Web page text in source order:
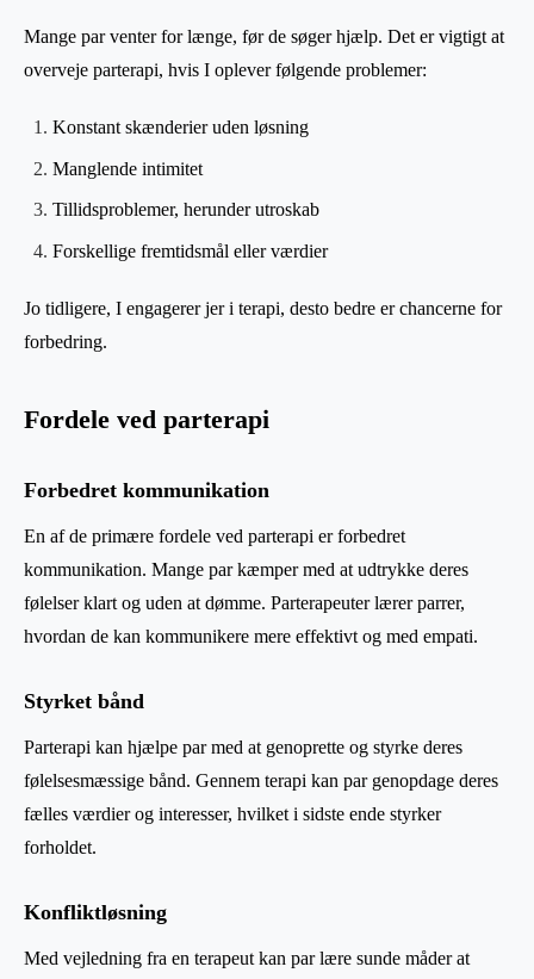
Mange par venter for længe, før de søger hjælp. Det er vigtigt at
overveje parterapi, hvis I oplever følgende problemer:
Konstant skænderier uden løsning
Manglende intimitet
Tillidsproblemer, herunder utroskab
Forskellige fremtidsmål eller værdier
Jo tidligere, I engagerer jer i terapi, desto bedre er chancerne for
forbedring.
Fordele ved parterapi
Forbedret kommunikation
En af de primære fordele ved parterapi er forbedret
kommunikation. Mange par kæmper med at udtrykke deres
følelser klart og uden at dømme. Parterapeuter lærer parrer,
hvordan de kan kommunikere mere effektivt og med empati.
Styrket bånd
Parterapi kan hjælpe par med at genoprette og styrke deres
følelsesmæssige bånd. Gennem terapi kan par genopdage deres
fælles værdier og interesser, hvilket i sidste ende styrker
forholdet.
Konfliktløsning
Med vejledning fra en terapeut kan par lære sunde måder at